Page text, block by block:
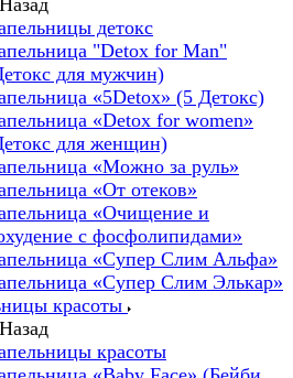
Назад
детокс
"Detox for Man"
для мужчин)
«5Detox» (5 Детокс)
«Detox for women»
для женщин)
«Можно за руль»
«От отеков»
«Очищение и
с фосфолипидами»
«Супер Слим Альфа»
«Супер Слим Элькар»
красоты
Назад
красоты